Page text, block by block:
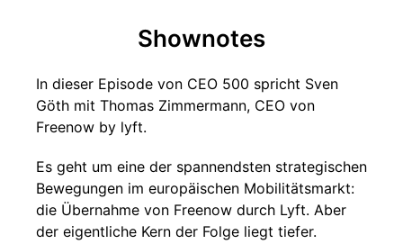
Shownotes
In dieser Episode von CEO 500 spricht Sven
Göth mit Thomas Zimmermann, CEO von
Freenow by lyft.
Es geht um eine der spannendsten strategischen
Bewegungen im europäischen Mobilitätsmarkt:
die Übernahme von Freenow durch Lyft. Aber
der eigentliche Kern der Folge liegt tiefer.